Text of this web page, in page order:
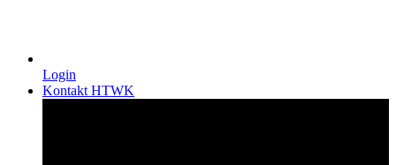
Login
Kontakt HTWK